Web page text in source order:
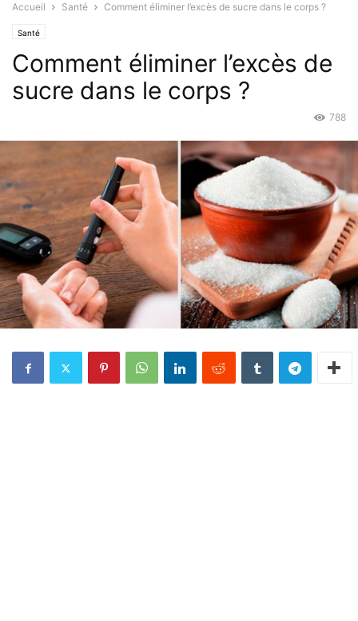
Accueil Santé Comment éliminer l’excès de sucre dans le corps ?
Santé
Comment éliminer l’excès de
sucre dans le corps ?
788